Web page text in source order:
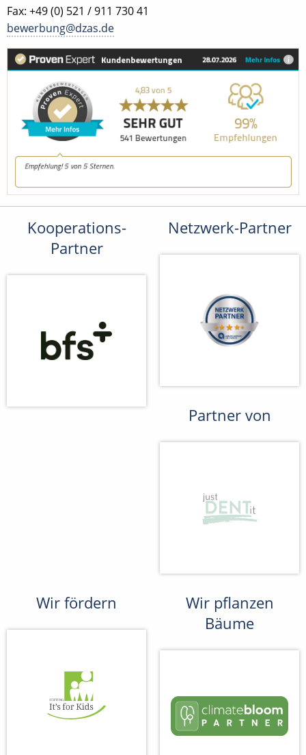
Fax: +49 (0) 521 / 911 730 41
bewerbung@dzas.de
Kooperations-
Partner
Netzwerk-Partner
Partner von
Wir fördern
Wir pflanzen
Bäume